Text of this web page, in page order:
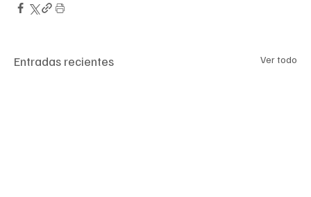
Entradas recientes Ver todo